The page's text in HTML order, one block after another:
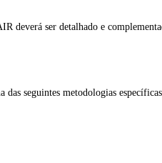
deverá ser detalhado e
das seguintes metodologias